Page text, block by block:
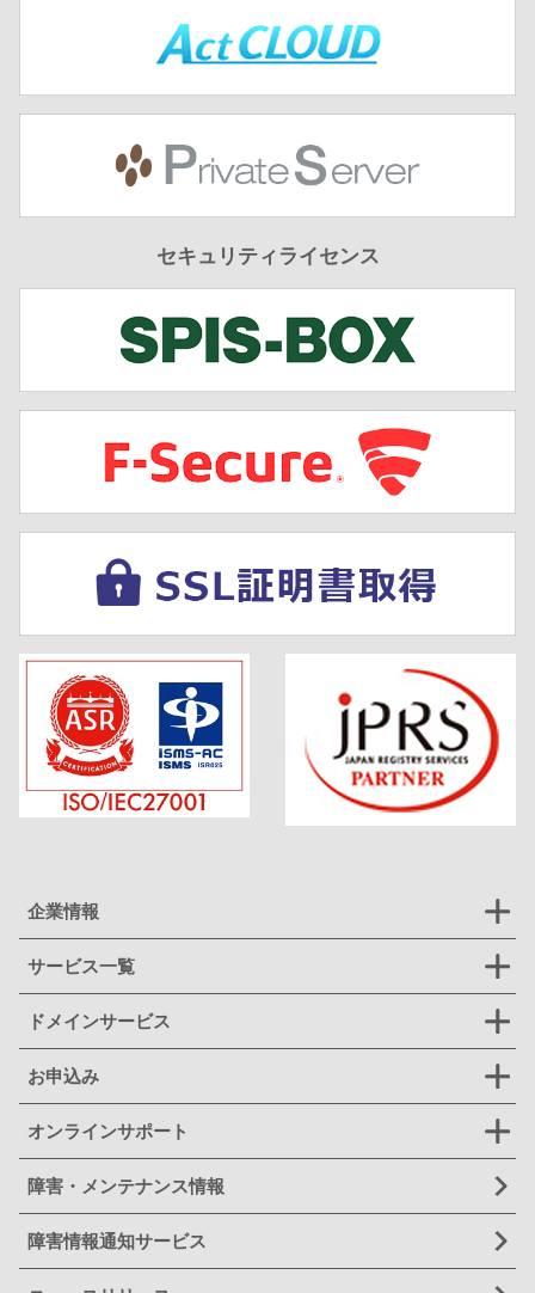
セキュリティライセンス
企業情報
サービス一覧
ドメインサービス
お申込み
オンラインサポート
障害・メンテナンス情報
障害情報通知サービス